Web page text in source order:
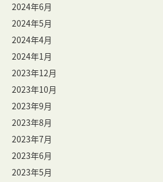
2024年6月
2024年5月
2024年4月
2024年1月
2023年12月
2023年10月
2023年9月
2023年8月
2023年7月
2023年6月
2023年5月